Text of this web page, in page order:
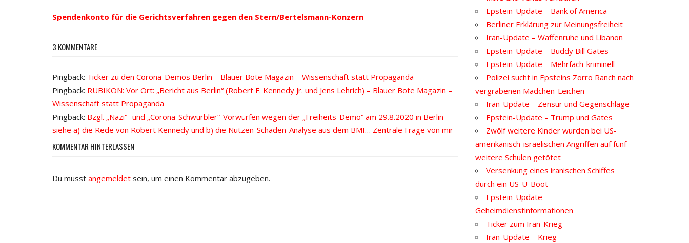
Spendenkonto für die Gerichtsverfahren gegen den Stern/Bertelsmann-Konzern
3 KOMMENTARE
Pingback: Ticker zu den Corona-Demos Berlin – Blauer Bote Magazin – Wissenschaft statt Propaganda
Pingback: RUBIKON: Vor Ort: „Bericht aus Berlin“ (Robert F. Kennedy Jr. und Jens Lehrich) – Blauer Bote Magazin –
Wissenschaft statt Propaganda
Pingback: Bzgl. „Nazi“- und „Corona-Schwurbler“-Vorwürfen wegen der „Freiheits-Demo“ am 29.8.2020 in Berlin —
siehe a) die Rede von Robert Kennedy und b) die Nutzen-Schaden-Analyse aus dem BMI… Zentrale Frage von mir
KOMMENTAR HINTERLASSEN
Du musst angemeldet sein, um einen Kommentar abzugeben.
Epstein-Update – Bank of America
Berliner Erklärung zur Meinungsfreiheit
Iran-Update – Waffenruhe und Libanon
Epstein-Update – Buddy Bill Gates
Epstein-Update – Mehrfach-kriminell
Polizei sucht in Epsteins Zorro Ranch nach
vergrabenen Mädchen-Leichen
Iran-Update – Zensur und Gegenschläge
Epstein-Update – Trump und Gates
Zwölf weitere Kinder wurden bei US-
amerikanisch-israelischen Angriffen auf fünf
weitere Schulen getötet
Versenkung eines iranischen Schiffes
durch ein US-U-Boot
Epstein-Update –
Geheimdienstinformationen
Ticker zum Iran-Krieg
Iran-Update – Krieg